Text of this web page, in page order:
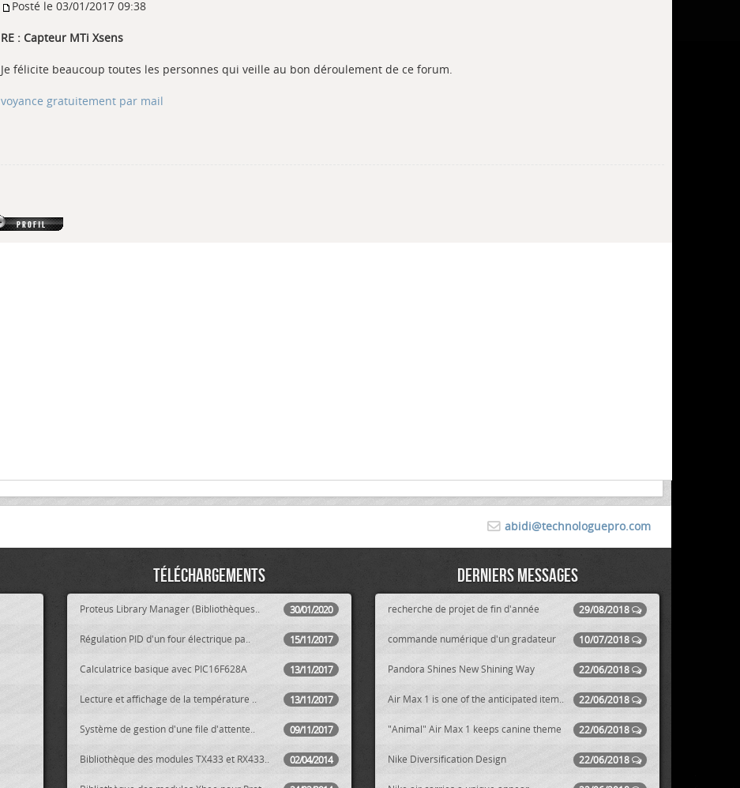
Posté le 03/01/2017 09:38
RE : Capteur MTi Xsens
Je félicite beaucoup toutes les personnes qui veille au bon déroulement de ce forum.
voyance gratuitement par mail
abidi@technologuepro.com
Téléchargements
30/01/2020
Proteus Library Manager (Bibliothèques..
15/11/2017
Régulation PID d'un four électrique pa..
13/11/2017
Calculatrice basique avec PIC16F628A
13/11/2017
Lecture et affichage de la température ..
09/11/2017
Système de gestion d'une file d'attente..
02/04/2014
Bibliothèque des modules TX433 et RX433..
Derniers messages
29/08/2018
recherche de projet de fin d'année
10/07/2018
commande numérique d'un gradateur
22/06/2018
Pandora Shines New Shining Way
22/06/2018
Air Max 1 is one of the anticipated item..
22/06/2018
"Animal" Air Max 1 keeps canine theme
22/06/2018
Nike Diversification Design